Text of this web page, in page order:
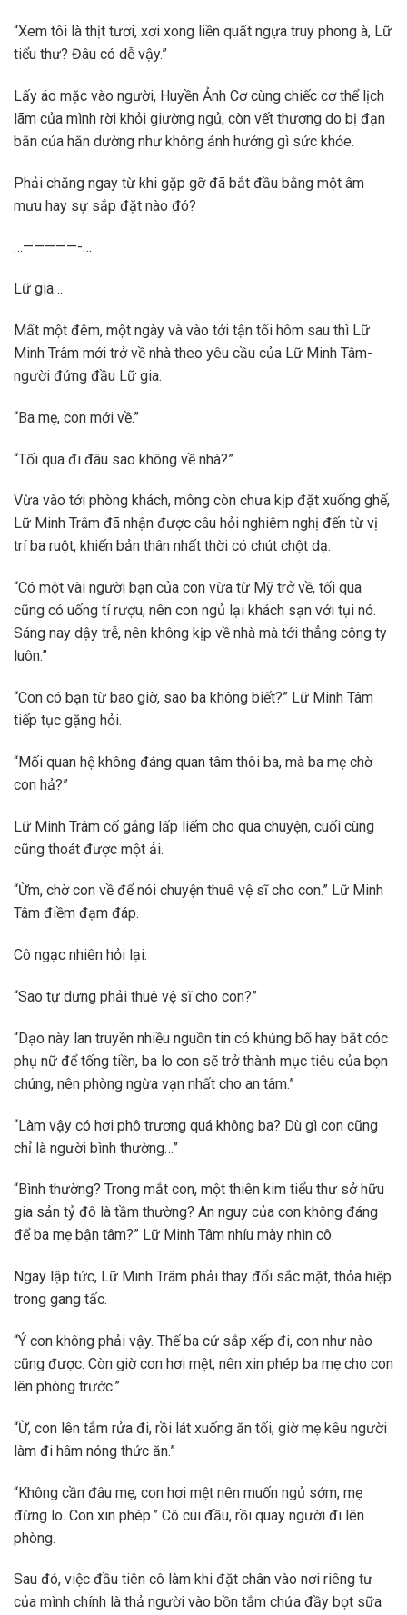
“Xem tôi là thịt tươi, xơi xong liền quất ngựa truy phong à, Lữ
tiểu thư? Đâu có dễ vậy.”
Lấy áo mặc vào người, Huyền Ảnh Cơ cùng chiếc cơ thể lịch
lãm của mình rời khỏi giường ngủ, còn vết thương do bị đạn
bắn của hắn dường như không ảnh hưởng gì sức khỏe.
Phải chăng ngay từ khi gặp gỡ đã bắt đầu bằng một âm
mưu hay sự sắp đặt nào đó?
…—————-…
Lữ gia…
Mất một đêm, một ngày và vào tới tận tối hôm sau thì Lữ
Minh Trâm mới trở về nhà theo yêu cầu của Lữ Minh Tâm-
người đứng đầu Lữ gia.
“Ba mẹ, con mới về.”
“Tối qua đi đâu sao không về nhà?”
Vừa vào tới phòng khách, mông còn chưa kịp đặt xuống ghế,
Lữ Minh Trâm đã nhận được câu hỏi nghiêm nghị đến từ vị
trí ba ruột, khiến bản thân nhất thời có chút chột dạ.
“Có một vài người bạn của con vừa từ Mỹ trở về, tối qua
cũng có uống tí rượu, nên con ngủ lại khách sạn với tụi nó.
Sáng nay dậy trễ, nên không kịp về nhà mà tới thẳng công ty
luôn.”
“Con có bạn từ bao giờ, sao ba không biết?” Lữ Minh Tâm
tiếp tục gặng hỏi.
“Mối quan hệ không đáng quan tâm thôi ba, mà ba mẹ chờ
con hả?”
Lữ Minh Trâm cố gắng lấp liếm cho qua chuyện, cuối cùng
cũng thoát được một ải.
“Ừm, chờ con về để nói chuyện thuê vệ sĩ cho con.” Lữ Minh
Tâm điềm đạm đáp.
Cô ngạc nhiên hỏi lại:
“Sao tự dưng phải thuê vệ sĩ cho con?”
“Dạo này lan truyền nhiều nguồn tin có khủng bố hay bắt cóc
phụ nữ để tống tiền, ba lo con sẽ trở thành mục tiêu của bọn
chúng, nên phòng ngừa vạn nhất cho an tâm.”
“Làm vậy có hơi phô trương quá không ba? Dù gì con cũng
chỉ là người bình thường…”
“Bình thường? Trong mắt con, một thiên kim tiểu thư sở hữu
gia sản tỷ đô là tầm thường? An nguy của con không đáng
để ba mẹ bận tâm?” Lữ Minh Tâm nhíu mày nhìn cô.
Ngay lập tức, Lữ Minh Trâm phải thay đổi sắc mặt, thỏa hiệp
trong gang tấc.
“Ý con không phải vậy. Thế ba cứ sắp xếp đi, con như nào
cũng được. Còn giờ con hơi mệt, nên xin phép ba mẹ cho con
lên phòng trước.”
“Ừ, con lên tắm rửa đi, rồi lát xuống ăn tối, giờ mẹ kêu người
làm đi hâm nóng thức ăn.”
“Không cần đâu mẹ, con hơi mệt nên muốn ngủ sớm, mẹ
đừng lo. Con xin phép.” Cô cúi đầu, rồi quay người đi lên
phòng.
Sau đó, việc đầu tiên cô làm khi đặt chân vào nơi riêng tư
của mình chính là thả người vào bồn tắm chứa đầy bọt sữa